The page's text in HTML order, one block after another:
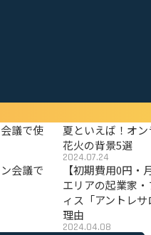
議で使
夏といえば！オ
花火の背景5選
2024.07.24
会議で
【初期費用0円・
エリアの起業家
ィス「アントレ
理由
2024.04.08